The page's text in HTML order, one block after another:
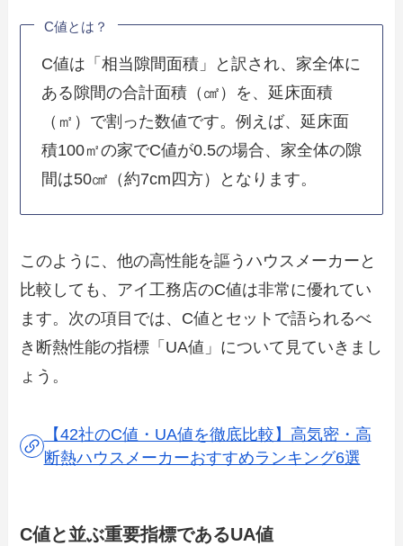
C値とは？
C値は「相当隙間面積」と訳され、家全体に
ある隙間の合計面積（㎠）を、延床面積
（㎡）で割った数値です。例えば、延床面
積100㎡の家でC値が0.5の場合、家全体の隙
間は50㎠（約7cm四方）となります。
このように、他の高性能を謳うハウスメーカーと
比較しても、アイ工務店のC値は非常に優れてい
ます。次の項目では、C値とセットで語られるべ
き断熱性能の指標「UA値」について見ていきまし
ょう。
【42社のC値・UA値を徹底比較】高気密・高
断熱ハウスメーカーおすすめランキング6選
C値と並ぶ重要指標であるUA値